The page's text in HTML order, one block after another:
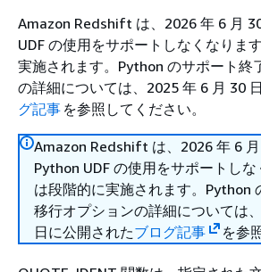
Amazon Redshift は、2026 年 6 月
UDF の使用をサポートしなくなりま
実施されます。Python のサポート終
の詳細については、2025 年 6 月 30
グ記事 を参照してください。
Amazon Redshift は、2026 年 6 月
Python UDF の使用をサポートし
は段階的に実施されます。Python
移行オプションの詳細については
日に公開されたブログ記事 を参